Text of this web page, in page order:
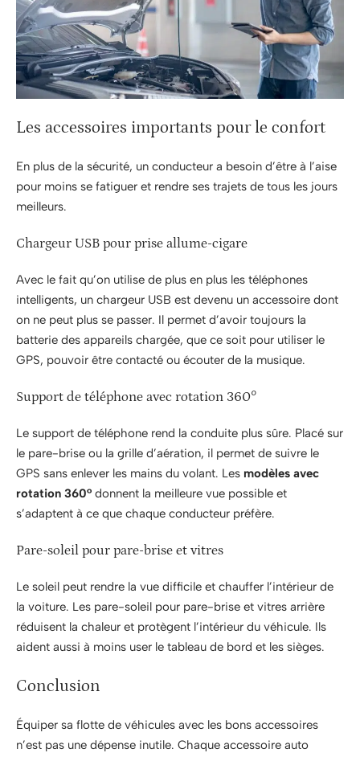
Les accessoires importants pour le confort
En plus de la sécurité, un conducteur a besoin d’être à l’aise
pour moins se fatiguer et rendre ses trajets de tous les jours
meilleurs.
Chargeur USB pour prise allume-cigare
Avec le fait qu’on utilise de plus en plus les téléphones
intelligents, un chargeur USB est devenu un accessoire dont
on ne peut plus se passer. Il permet d’avoir toujours la
batterie des appareils chargée, que ce soit pour utiliser le
GPS, pouvoir être contacté ou écouter de la musique.
Support de téléphone avec rotation 360°
Le support de téléphone rend la conduite plus sûre. Placé sur
le pare-brise ou la grille d’aération, il permet de suivre le
GPS sans enlever les mains du volant. Les modèles avec
rotation 360° donnent la meilleure vue possible et
s’adaptent à ce que chaque conducteur préfère.
Pare-soleil pour pare-brise et vitres
Le soleil peut rendre la vue difficile et chauffer l’intérieur de
la voiture. Les pare-soleil pour pare-brise et vitres arrière
réduisent la chaleur et protègent l’intérieur du véhicule. Ils
aident aussi à moins user le tableau de bord et les sièges.
Conclusion
Équiper sa flotte de véhicules avec les bons accessoires
n’est pas une dépense inutile. Chaque accessoire auto